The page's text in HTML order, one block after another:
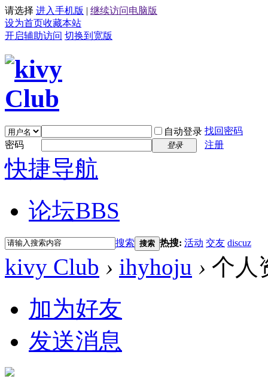
请选择 进入手机版 | 继续访问电脑版
设为首页收藏本站
开启辅助访问 切换到宽版
自动登录 找回密码
密码
登录 注册
快捷导航
论坛BBS
搜索 搜索 热搜: 活动 交友 discuz
kivy Club › ihyhoju › 个人
加为好友
发送消息